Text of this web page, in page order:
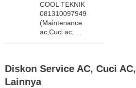
COOL TEKNIK
081310097949
(Maintenance
ac,Cuci ac, ...
Diskon Service AC, Cuci AC,
Lainnya